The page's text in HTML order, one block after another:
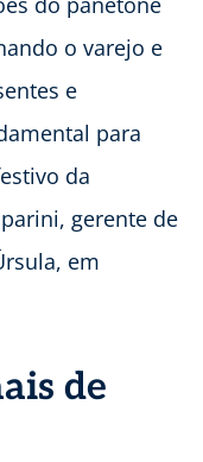
o varejo e
e
para
da
gerente de
em
de